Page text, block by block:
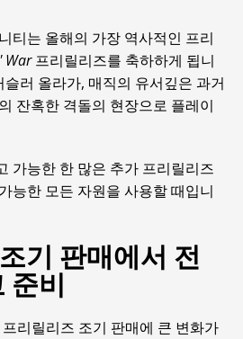
티는 올해의 가장 역사적인 프리
War프리릴리즈를 축하하게 됩니
러 올라가, 매직의 유서깊은 과거
잔혹한 격돌의 현장으로 플레이
가능한 한 많은 추가 프리릴리즈
능한 모든 자원을 사용할 때입니
기 판매에서 전
비
리릴리즈 조기 판매에 큰 변화가